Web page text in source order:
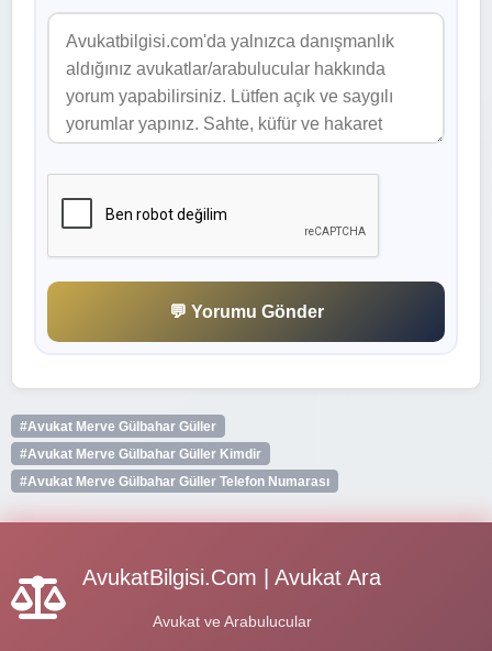
💬 Yorumu Gönder
#Avukat Merve Gülbahar Güller
#Avukat Merve Gülbahar Güller Kimdir
#Avukat Merve Gülbahar Güller Telefon Numarası
AvukatBilgisi.Com | Avukat Ara
Avukat ve Arabulucular